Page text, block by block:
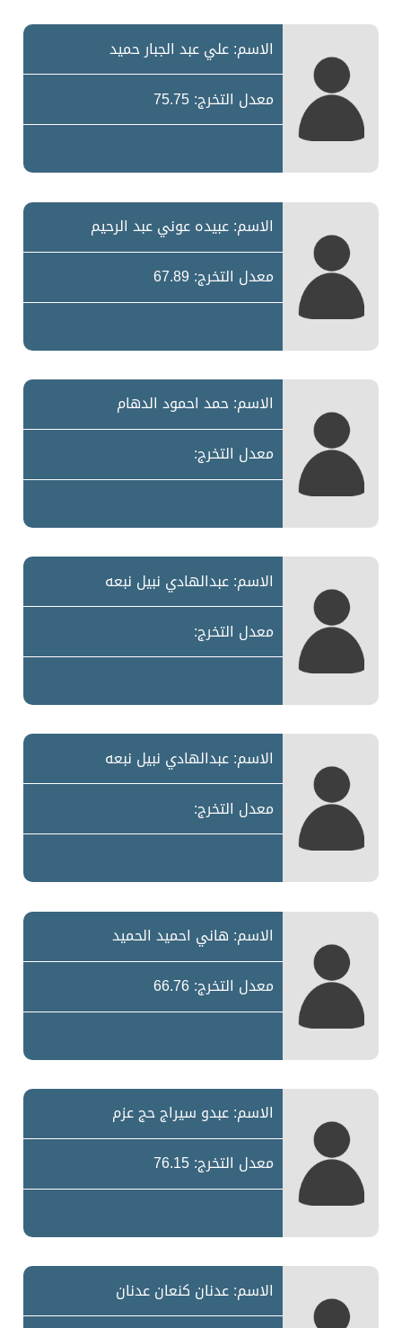
الاسم: علي عبد الجبار حميد
معدل التخرج: 75.75
الاسم: عبيده عوني عبد الرحيم
معدل التخرج: 67.89
الاسم: حمد احمود الدهام
معدل التخرج:
الاسم: عبدالهادي نبيل نبعه
معدل التخرج:
الاسم: عبدالهادي نبيل نبعه
معدل التخرج:
الاسم: هاني احميد الحميد
معدل التخرج: 66.76
الاسم: عبدو سيراج حج عزم
معدل التخرج: 76.15
الاسم: عدنان كنعان عدنان